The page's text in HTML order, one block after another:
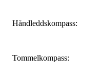
Håndleddskompass:
Tommelkompass: